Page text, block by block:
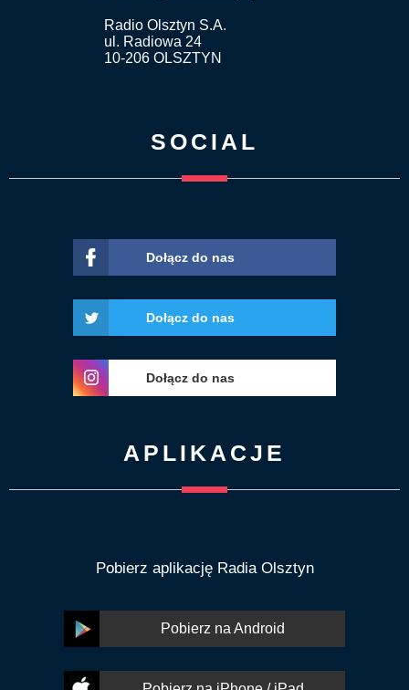
Radio Olsztyn S.A.
ul. Radiowa 24
10-206 OLSZTYN
SOCIAL
Dołącz do nas
Dołącz do nas
Dołącz do nas
APLIKACJE
Pobierz aplikację Radia Olsztyn
Pobierz na Android